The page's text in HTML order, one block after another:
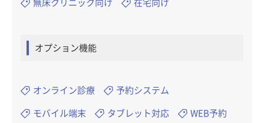
無床クリニック向け 在宅向け
オプション機能
オンライン診療 予約システム
モバイル端末 タブレット対応 WEB予約